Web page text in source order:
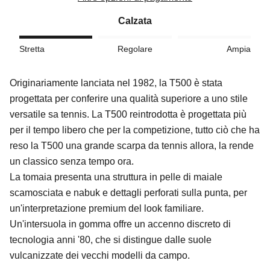
Calzata
Stretta Regolare Ampia
Originariamente lanciata nel 1982, la T500 è stata
progettata per conferire una qualità superiore a uno stile
versatile sa tennis. La T500 reintrodotta è progettata più
per il tempo libero che per la competizione, tutto ciò che ha
reso la T500 una grande scarpa da tennis allora, la rende
un classico senza tempo ora.
La tomaia presenta una struttura in pelle di maiale
scamosciata e nabuk e dettagli perforati sulla punta, per
un'interpretazione premium del look familiare.
Un'intersuola in gomma offre un accenno discreto di
tecnologia anni '80, che si distingue dalle suole
vulcanizzate dei vecchi modelli da campo.